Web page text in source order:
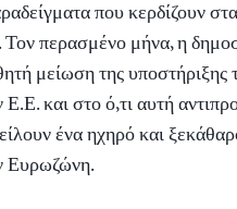
που κερδίζουν
περασμένο μήνα, η
μείωση της υποστήριξης
και στο ό,τι αυτή
ένα ηχηρό και
Ευρωζώνη.